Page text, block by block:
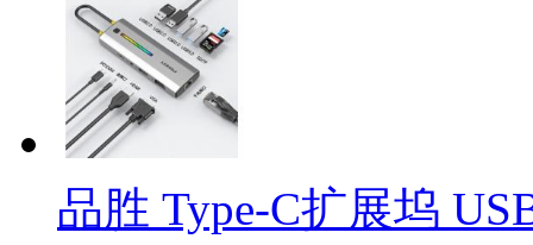
品胜 Type-C扩展坞